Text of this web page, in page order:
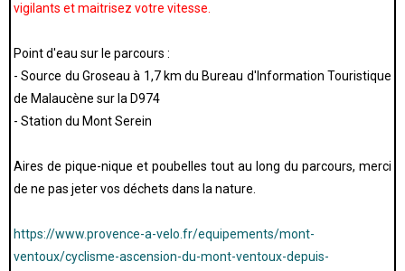
vigilants et maitrisez votre vitesse.
Point d'eau sur le parcours :
- Source du Groseau à 1,7 km du Bureau d'Information Touristique
de Malaucène sur la D974
- Station du Mont Serein
Aires de pique-nique et poubelles tout au long du parcours, merci
de ne pas jeter vos déchets dans la nature.
https://www.provence-a-velo.fr/equipements/mont-
ventoux/cyclisme-ascension-du-mont-ventoux-depuis-